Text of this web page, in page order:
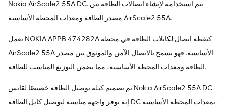
Nokia AirScale2 55A DC. يتم استخدامه لإنشاء اتصالات الطاقة بين
مصدر الطاقة ومعدات المحطة الأساسية AirScale2 55A.
يعمل NOKIA APPB 474282A كنقطة اتصال لكابلات الطاقة في محطة
AirScale2 55A الأساسية. فهو يسمح بالاتصال الآمن والموثوق بين مصدر
الطاقة ومعدات المحطة الأساسية، مما يضمن التوزيع المناسب للطاقة.
تم تصميم كتلة توصيل الطاقة خصيصًا لقابس Nokia AirScale2 55A DC.
إنه يوفر واجهة مناسبة لتوصيل كابل الطاقة DC بمعدات المحطة الأساسية.